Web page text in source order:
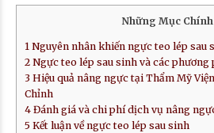
Những Mục Chính
1 Nguyên nhân khiến ngực teo lép sau
2 Ngực teo lép sau sinh và các phương
3 Hiệu quả nâng ngực tại Thẩm Mỹ
Chỉnh
4 Đánh giá và chi phí dịch vụ nâng
5 Kết luận về ngực teo lép sau sinh